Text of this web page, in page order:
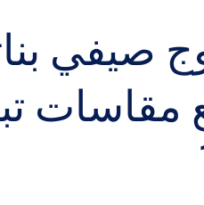
صيفي
مقاسات